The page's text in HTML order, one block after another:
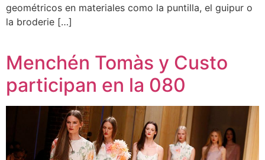
geométricos en materiales como la puntilla, el guipur o
la broderie […]
Menchén Tomàs y Custo
participan en la 080